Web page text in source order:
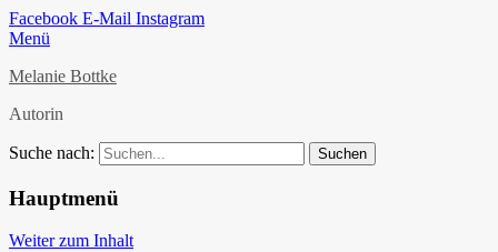
Facebook E-Mail Instagram
Menü
Melanie Bottke
Autorin
Suche nach:
Hauptmenü
Weiter zum Inhalt